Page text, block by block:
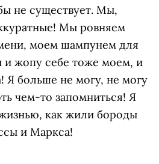
не существует. Мы,
Мы ровняем
моем шампунем для
жопу себе тоже моем, и
Я больше не могу, не могу
чем-то запомниться! Я
как жили бороды
и Маркса!